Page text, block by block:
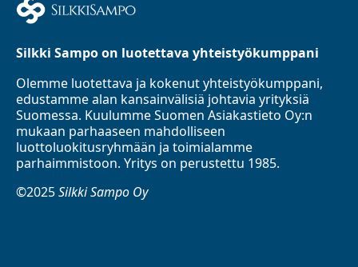
Silkki Sampo on luotettava yhteistyökumppani
Olemme luotettava ja kokenut yhteistyökumppani,
edustamme alan kansainvälisiä johtavia yrityksiä
Suomessa. Kuulumme Suomen Asiakastieto Oy:n
mukaan parhaaseen mahdolliseen
luottoluokitusryhmään ja toimialamme
parhaimmistoon. Yritys on perustettu 1985.
©2025Silkki Sampo Oy